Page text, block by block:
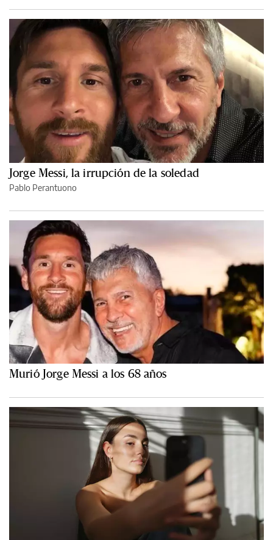
Jorge Messi, la irrupción de la soledad
Pablo Perantuono
Murió Jorge Messi a los 68 años